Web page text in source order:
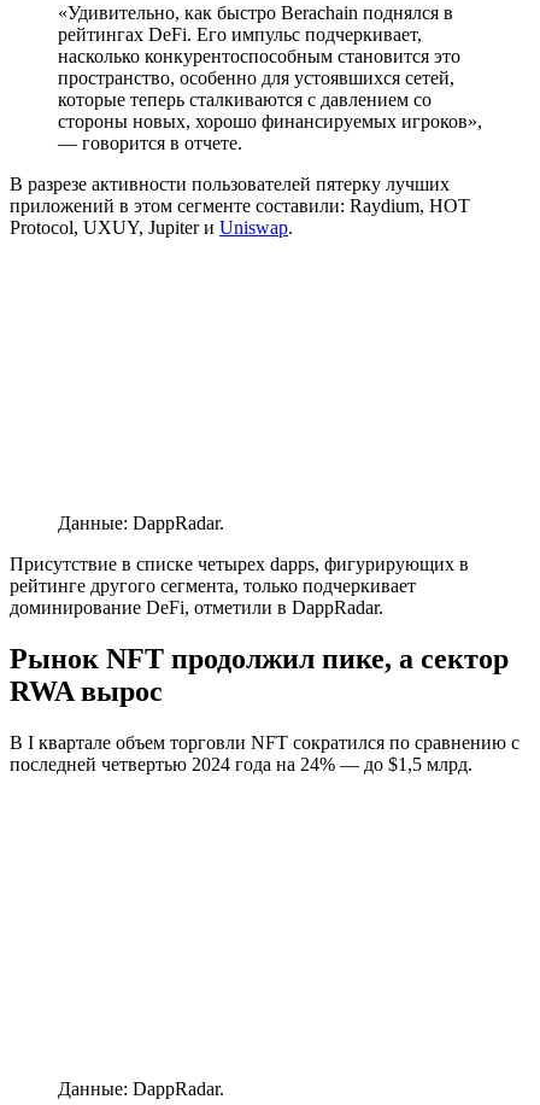
«Удивительно, как быстро Berachain поднялся в
рейтингах DeFi. Его импульс подчеркивает,
насколько конкурентоспособным становится это
пространство, особенно для устоявшихся сетей,
которые теперь сталкиваются с давлением со
стороны новых, хорошо финансируемых игроков»,
— говорится в отчете.
В разрезе активности пользователей пятерку лучших
приложений в этом сегменте составили: Raydium, HOT
Protocol, UXUY, Jupiter и Uniswap.
Данные: DappRadar.
Присутствие в списке четырех dapps, фигурирующих в
рейтинге другого сегмента, только подчеркивает
доминирование DeFi, отметили в DappRadar.
Рынок NFT продолжил пике, а сектор
RWA вырос
В I квартале объем торговли NFT сократился по сравнению с
последней четвертью 2024 года на 24% — до $1,5 млрд.
Данные: DappRadar.